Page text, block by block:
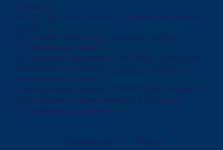
Вопросы:​
Как по "формуле угрозы" сформулировать
вопросы?
Как, совместно с покупателем, найти
"обобщённые" идеи?
Как конкретизировать эти идеи, используя
особенности товара и знание о процессе
образования долгов?
Какое решение можно из этих идей собрать?
Какие пункты нужно внести в договор?
Как завершить сделку?
Упражнение Б1 Ответ